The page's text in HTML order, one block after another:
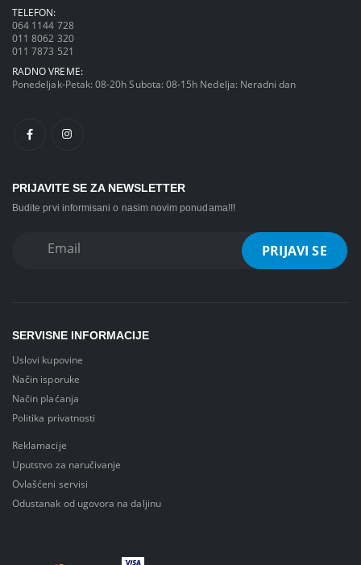
TELEFON:
064 1144 728
011 8062 320
011 7873 521
RADNO VREME:
Ponedeljak-Petak: 08-20h Subota: 08-15h Nedelja: Neradni dan
PRIJAVITE SE ZA NEWSLETTER
Budite prvi informisani o nasim novim ponudama!!!
SERVISNE INFORMACIJE
Uslovi kupovine
Način isporuke
Način plaćanja
Politika privatnosti
Reklamacije
Uputstvo za naručivanje
Ovlašćeni servisi
Odustanak od ugovora na daljinu